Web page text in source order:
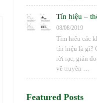
Tín hiệu –
08/08/2019
Tìm hiểu các
tín hiệu là gì?
rời rạc, gián
về truyền …
Featured Posts